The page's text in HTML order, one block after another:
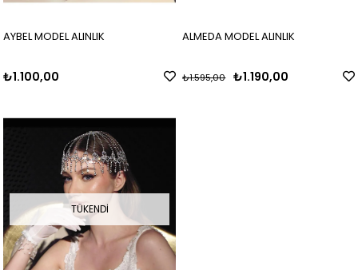
AYBEL MODEL ALINLIK
₺1.100,00
ALMEDA MODEL ALINLIK
₺1.190,00
₺1.595,00
TÜKENDI